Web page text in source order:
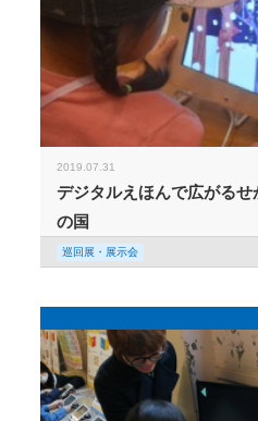
2019.07.31
デジタルえほんで広がる
の国
巡回展・展示会